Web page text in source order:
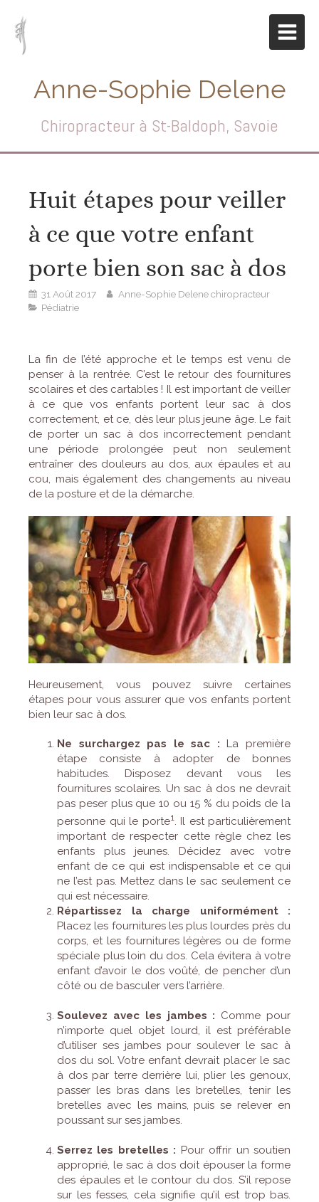
Anne-Sophie Delene
Chiropracteur à St-Baldoph, Savoie
Huit étapes pour veiller
à ce que votre enfant
porte bien son sac à dos
31 Août 2017
Anne-Sophie Delene chiropracteur
Pédiatrie
La fin de l’été approche et le temps est venu de
penser à la rentrée. C’est le retour des fournitures
scolaires et des cartables ! Il est important de veiller
à ce que vos enfants portent leur sac à dos
correctement, et ce, dès leur plus jeune âge. Le fait
de porter un sac à dos incorrectement pendant
une période prolongée peut non seulement
entraîner des douleurs au dos, aux épaules et au
cou, mais également des changements au niveau
de la posture et de la démarche.
Heureusement, vous pouvez suivre certaines
étapes pour vous assurer que vos enfants portent
bien leur sac à dos.
Ne surchargez pas le sac : La première
étape consiste à adopter de bonnes
habitudes. Disposez devant vous les
fournitures scolaires. Un sac à dos ne devrait
pas peser plus que 10 ou 15 % du poids de la
personne qui le porte1. Il est particulièrement
important de respecter cette règle chez les
enfants plus jeunes. Décidez avec votre
enfant de ce qui est indispensable et ce qui
ne l’est pas. Mettez dans le sac seulement ce
qui est nécessaire.
Répartissez la charge uniformément :
Placez les fournitures les plus lourdes près du
corps, et les fournitures légères ou de forme
spéciale plus loin du dos. Cela évitera à votre
enfant d’avoir le dos voûté, de pencher d’un
côté ou de basculer vers l’arrière.
Soulevez avec les jambes : Comme pour
n’importe quel objet lourd, il est préférable
d’utiliser ses jambes pour soulever le sac à
dos du sol. Votre enfant devrait placer le sac
à dos par terre derrière lui, plier les genoux,
passer les bras dans les bretelles, tenir les
bretelles avec les mains, puis se relever en
poussant sur ses jambes.
Serrez les bretelles : Pour offrir un soutien
approprié, le sac à dos doit épouser la forme
des épaules et le contour du dos. S’il repose
sur les fesses, cela signifie qu’il est trop bas.